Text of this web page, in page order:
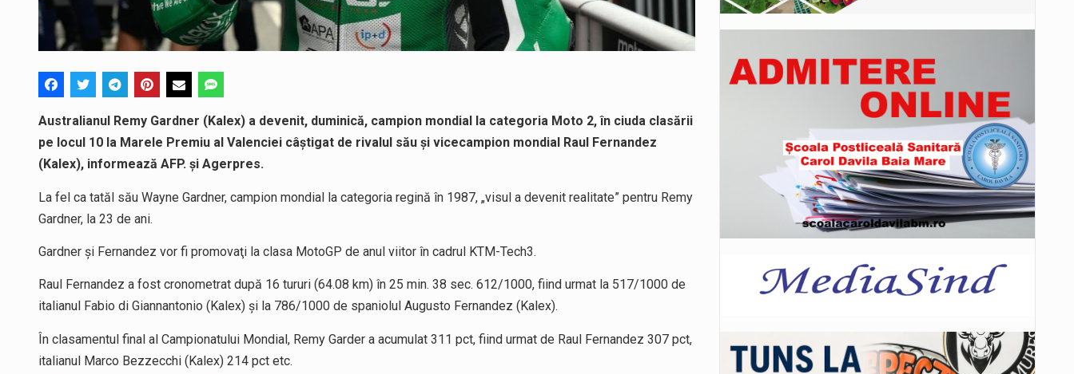
Australianul Remy Gardner (Kalex) a devenit, duminică, campion mondial la categoria Moto 2, în ciuda clasării
pe locul 10 la Marele Premiu al Valenciei câştigat de rivalul său şi vicecampion mondial Raul Fernandez
(Kalex), informează AFP. și Agerpres.
La fel ca tatăl său Wayne Gardner, campion mondial la categoria regină în 1987, „visul a devenit realitate” pentru Remy
Gardner, la 23 de ani.
Gardner şi Fernandez vor fi promovaţi la clasa MotoGP de anul viitor în cadrul KTM-Tech3.
Raul Fernandez a fost cronometrat după 16 tururi (64.08 km) în 25 min. 38 sec. 612/1000, fiind urmat la 517/1000 de
italianul Fabio di Giannantonio (Kalex) şi la 786/1000 de spaniolul Augusto Fernandez (Kalex).
În clasamentul final al Campionatului Mondial, Remy Garder a acumulat 311 pct, fiind urmat de Raul Fernandez 307 pct,
italianul Marco Bezzecchi (Kalex) 214 pct etc.